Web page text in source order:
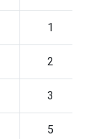
1
2
3
5